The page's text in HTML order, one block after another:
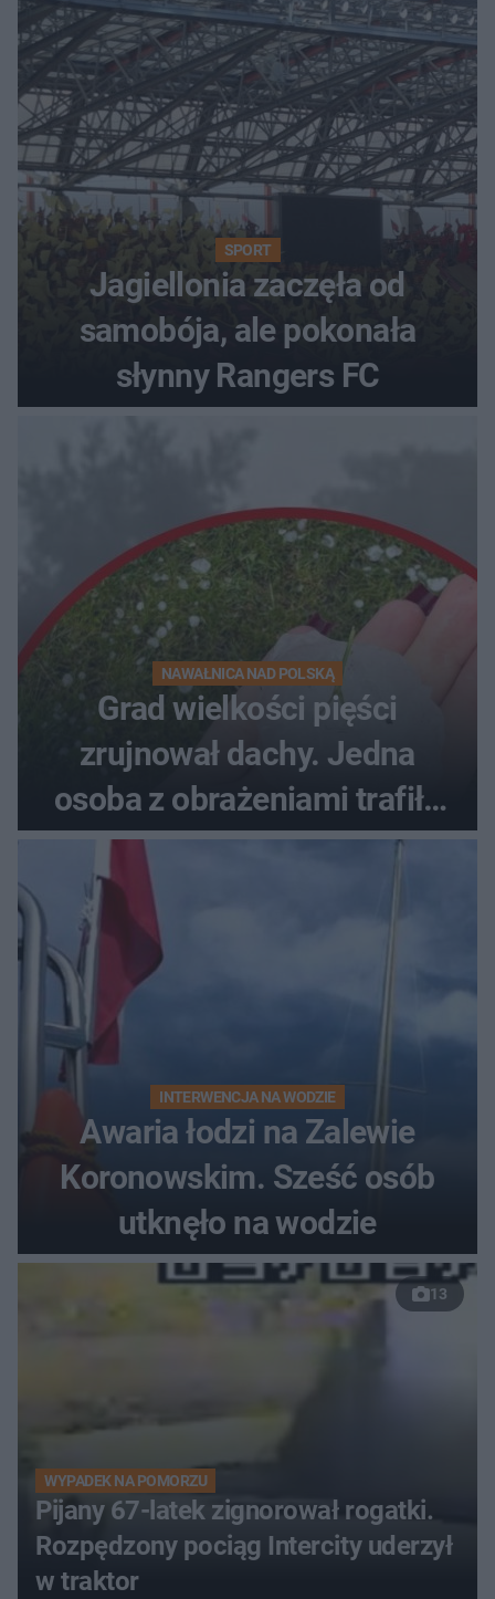
SPORT
Jagiellonia zaczęła od
samobója, ale pokonała
słynny Rangers FC
NAWAŁNICA NAD POLSKĄ
Grad wielkości pięści
zrujnował dachy. Jedna
osoba z obrażeniami trafiła
do szpitala
INTERWENCJA NA WODZIE
Awaria łodzi na Zalewie
Koronowskim. Sześć osób
utknęło na wodzie
13
WYPADEK NA POMORZU
Pijany 67-latek zignorował rogatki.
Rozpędzony pociąg Intercity uderzył
w traktor